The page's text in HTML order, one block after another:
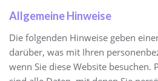
Allgemeine Hinweise
Die folgenden Hinweise geben
darüber, was mit Ihren
wenn Sie diese Website besuchen.